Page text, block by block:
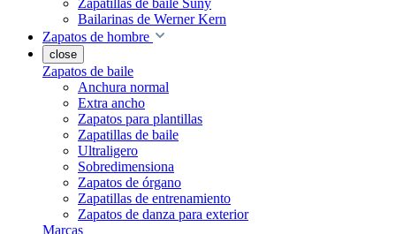
Zapatillas de baile Suny
Bailarinas de Werner Kern
Zapatos de hombre
close
Zapatos de baile
Anchura normal
Extra ancho
Zapatos para plantillas
Zapatillas de baile
Ultraligero
Sobredimensiona
Zapatos de órgano
Zapatillas de entrenamiento
Zapatos de danza para exterior
Marcas